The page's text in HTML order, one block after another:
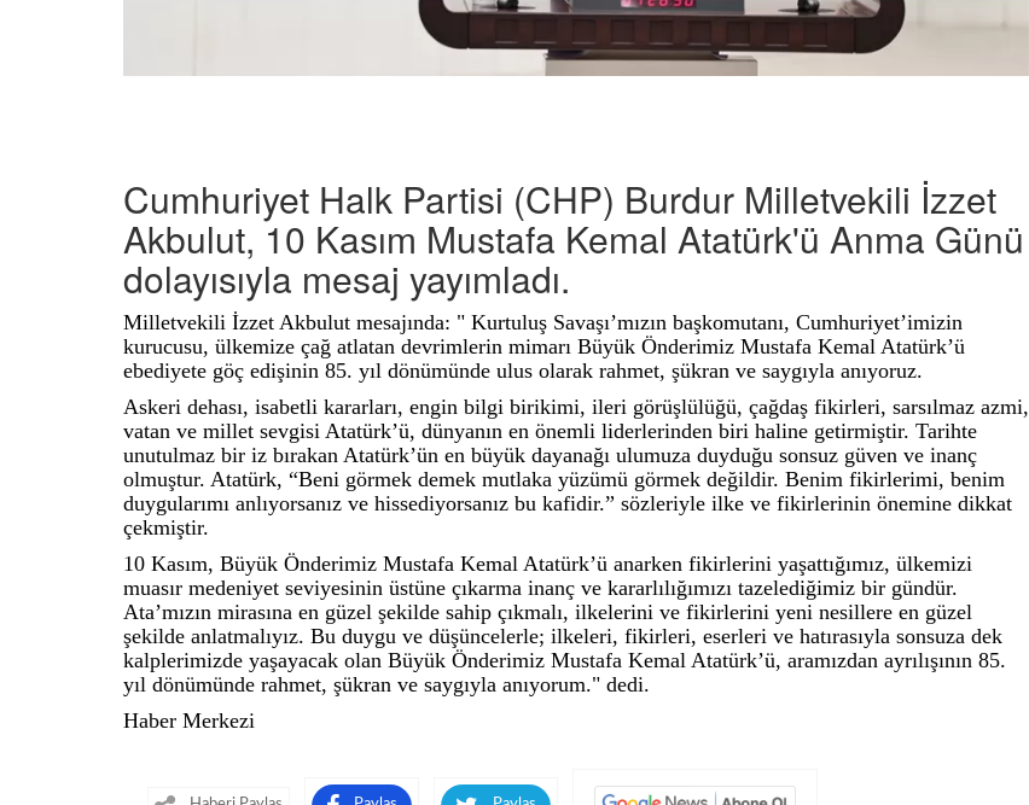
Cumhuriyet Halk Partisi (CHP) Burdur Milletvekili İzzet
Akbulut, 10 Kasım Mustafa Kemal Atatürk'ü Anma Günü
dolayısıyla mesaj yayımladı.
Milletvekili İzzet Akbulut mesajında: " Kurtuluş Savaşı’mızın başkomutanı, Cumhuriyet’imizin
kurucusu, ülkemize çağ atlatan devrimlerin mimarı Büyük Önderimiz Mustafa Kemal Atatürk’ü
ebediyete göç edişinin 85. yıl dönümünde ulus olarak rahmet, şükran ve saygıyla anıyoruz.
Askeri dehası, isabetli kararları, engin bilgi birikimi, ileri görüşlülüğü, çağdaş fikirleri, sarsılmaz azmi,
vatan ve millet sevgisi Atatürk’ü, dünyanın en önemli liderlerinden biri haline getirmiştir. Tarihte
unutulmaz bir iz bırakan Atatürk’ün en büyük dayanağı ulumuza duyduğu sonsuz güven ve inanç
olmuştur. Atatürk, “Beni görmek demek mutlaka yüzümü görmek değildir. Benim fikirlerimi, benim
duygularımı anlıyorsanız ve hissediyorsanız bu kafidir.” sözleriyle ilke ve fikirlerinin önemine dikkat
çekmiştir.
10 Kasım, Büyük Önderimiz Mustafa Kemal Atatürk’ü anarken fikirlerini yaşattığımız, ülkemizi
muasır medeniyet seviyesinin üstüne çıkarma inanç ve kararlılığımızı tazelediğimiz bir gündür.
Ata’mızın mirasına en güzel şekilde sahip çıkmalı, ilkelerini ve fikirlerini yeni nesillere en güzel
şekilde anlatmalıyız. Bu duygu ve düşüncelerle; ilkeleri, fikirleri, eserleri ve hatırasıyla sonsuza dek
kalplerimizde yaşayacak olan Büyük Önderimiz Mustafa Kemal Atatürk’ü, aramızdan ayrılışının 85.
yıl dönümünde rahmet, şükran ve saygıyla anıyorum." dedi.
Haber Merkezi